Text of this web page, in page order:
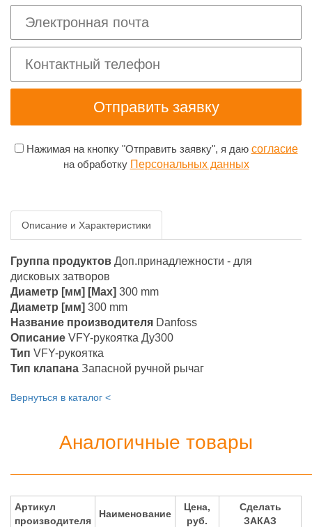
Нажимая на кнопку "Отправить заявку", я даю согласие
на обработку Персональных данных
Описание и Характеристики
Группа продуктов Доп.принадлежности - для
дисковых затворов
Диаметр [мм] [Max] 300 mm
Диаметр [мм] 300 mm
Название производителя Danfoss
Описание VFY-рукоятка Ду300
Тип VFY-рукоятка
Тип клапана Запасной ручной рычаг
Вернуться в каталог <
Аналогичные товары
Артикул
производителя
Наименование
Цена,
руб.
Сделать
ЗАКАЗ